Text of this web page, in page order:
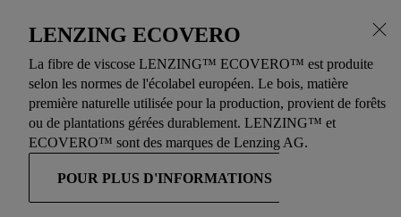
LENZING ECOVERO
La fibre de viscose LENZING™ ECOVERO™ est produite
selon les normes de l'écolabel européen. Le bois, matière
première naturelle utilisée pour la production, provient de forêts
ou de plantations gérées durablement. LENZING™ et
ECOVERO™ sont des marques de Lenzing AG.
POUR PLUS D'INFORMATIONS